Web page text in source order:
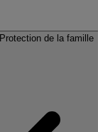
Protection de la famille